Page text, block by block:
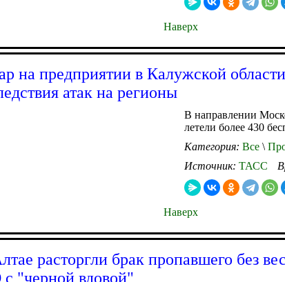
Наверх
на предприятии в Калужской
атак на регионы
В направлении
летели более 430
Категория: Все \
Источник: ТАСС
Наверх
расторгли брак пропавшего без
"черной вдовой"